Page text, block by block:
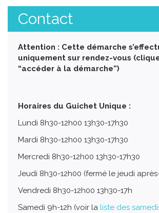
Contact
Attention : Cette démarche
uniquement sur rendez-vous
“accéder à la démarche”)
Horaires du Guichet Unique :
Lundi 8h30-12h00 13h30-17h30
Mardi 8h30-12h00 13h30-17h30
Mercredi 8h30-12h00 13h30-17h30
Jeudi 8h30-12h00 (fermé le jeudi
Vendredi 8h30-12h00 13h30-17h
Samedi 9h-12h (voir la liste des